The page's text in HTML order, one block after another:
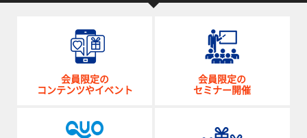
会員限定の
コンテンツやイベント
会員限定の
セミナー開催